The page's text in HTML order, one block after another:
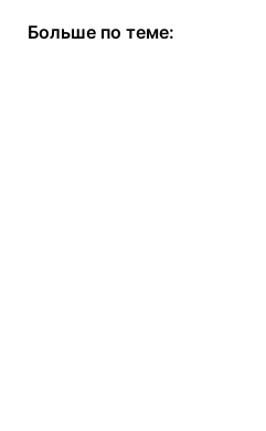
Больше по теме: